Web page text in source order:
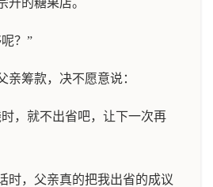
开的糖果店。
？”
亲筹款，决不愿意说：
，就不出省吧，让下一次再
时，父亲真的把我出省的成议